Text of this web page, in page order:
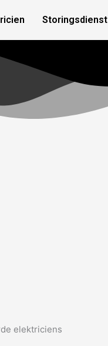
Storingsdienst
elektriciens